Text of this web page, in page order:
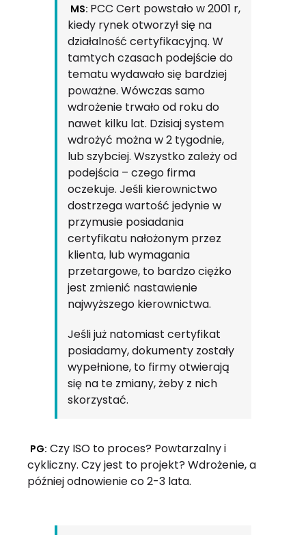
MS: PCC Cert powstało w 2001 r,
kiedy rynek otworzył się na
działalność certyfikacyjną. W
tamtych czasach podejście do
tematu wydawało się bardziej
poważne. Wówczas samo
wdrożenie trwało od roku do
nawet kilku lat. Dzisiaj system
wdrożyć można w 2 tygodnie,
lub szybciej. Wszystko zależy od
podejścia – czego firma
oczekuje. Jeśli kierownictwo
dostrzega wartość jedynie w
przymusie posiadania
certyfikatu nałożonym przez
klienta, lub wymagania
przetargowe, to bardzo ciężko
jest zmienić nastawienie
najwyższego kierownictwa.
Jeśli już natomiast certyfikat
posiadamy, dokumenty zostały
wypełnione, to firmy otwierają
się na te zmiany, żeby z nich
skorzystać.
PG: Czy ISO to proces? Powtarzalny i
cykliczny. Czy jest to projekt? Wdrożenie, a
później odnowienie co 2-3 lata.